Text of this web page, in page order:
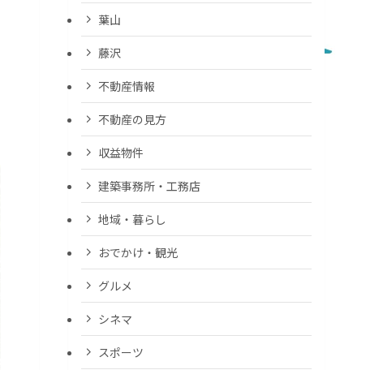
葉山
藤沢
不動産情報
不動産の見方
収益物件
建築事務所・工務店
地域・暮らし
おでかけ・観光
グルメ
シネマ
スポーツ